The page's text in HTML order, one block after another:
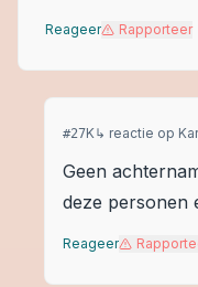
Reageer Rapporteer
#27K↳ reactie op
Geen
deze personen
Reageer